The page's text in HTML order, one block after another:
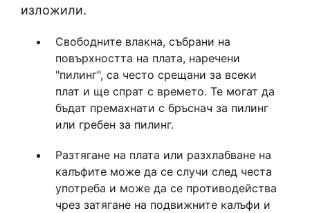
изложили.
Свободните влакна, събрани на
повърхността на плата, наречени
"пилинг", са често срещани за всеки
плат и ще спрат с времето. Те могат да
бъдат премахнати с бръснач за пилинг
или гребен за пилинг.
Разтягане на плата или разхлабване на
калъфите може да се случи след честа
употреба и може да се противодейства
чрез затягане на подвижните калъфи и